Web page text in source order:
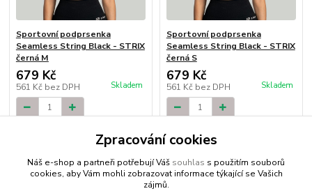
Sportovní podprsenka
Seamless String Black - STRIX
černá M
679 Kč
561 Kč bez DPH Skladem
Sportovní podprsenka
Seamless String Black - STRIX
černá S
679 Kč
561 Kč bez DPH Skladem
Načíst další produkty (72)
z 11
Zpracování cookies
Náš e-shop a partneři potřebují Váš souhlas s použitím souborů
cookies, aby Vám mohli zobrazovat informace týkající se Vašich
zájmů.